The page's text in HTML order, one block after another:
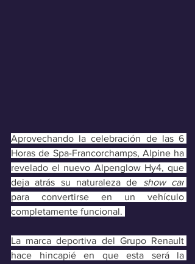
Aprovechando la celebración de las 6
Horas de Spa-Francorchamps, Alpine ha
revelado el nuevo Alpenglow Hy4, que
deja atrás su naturaleza de show car
para convertirse en un vehículo
completamente funcional.
La marca deportiva del Grupo Renault
hace hincapié en que esta será la